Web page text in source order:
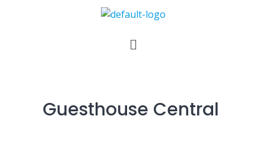
Guesthouse Central